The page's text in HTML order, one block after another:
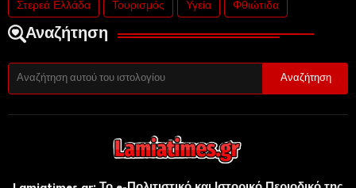
Στερεά Ελλάδα Τουρισμός Υγεία Φθιώτιδα
Αναζήτηση